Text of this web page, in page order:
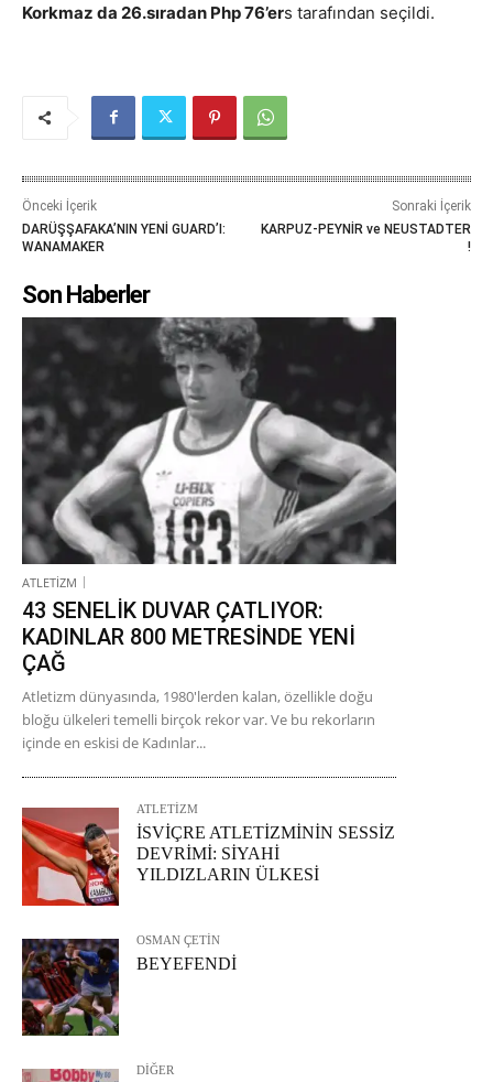
Korkmaz da 26.sıradan Php 76’ers tarafından seçildi.
Önceki İçerik
DARÜŞŞAFAKA’NIN YENİ GUARD’I:
WANAMAKER
Sonraki İçerik
KARPUZ-PEYNİR ve NEUSTADTER
!
Son Haberler
ATLETİZM
43 SENELİK DUVAR ÇATLIYOR:
KADINLAR 800 METRESİNDE YENİ
ÇAĞ
Atletizm dünyasında, 1980'lerden kalan, özellikle doğu
bloğu ülkeleri temelli birçok rekor var. Ve bu rekorların
içinde en eskisi de Kadınlar...
ATLETİZM
İSVİÇRE ATLETİZMİNİN SESSİZ
DEVRİMİ: SİYAHİ
YILDIZLARIN ÜLKESİ
OSMAN ÇETİN
BEYEFENDİ
DİĞER